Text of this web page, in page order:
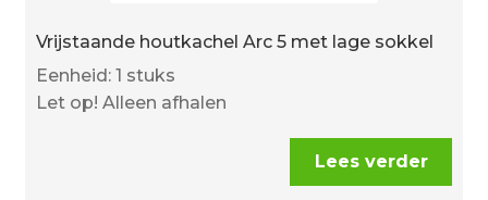
Vrijstaande houtkachel Arc 5 met lage sokkel
Eenheid: 1 stuks
Let op! Alleen afhalen
Lees verder